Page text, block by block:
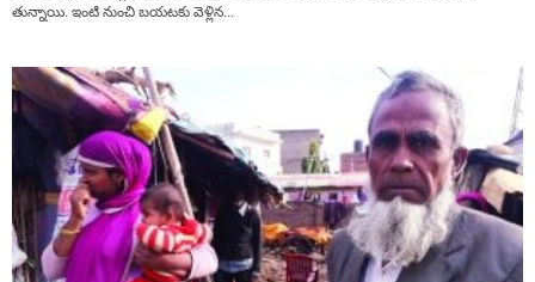
తున్నాయి. ఇంటి నుంచి బయటకు వెళ్లిన...